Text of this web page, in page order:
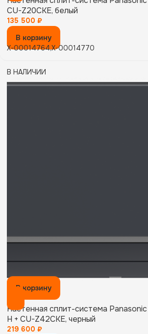
CU-Z20CKE, белый
135 500 ₽
В корзину
X-00014764,X-00014770
В НАЛИЧИИ
В корзину
Настенная сплит-система
H + CU-Z42CKE, черный
219 600 ₽